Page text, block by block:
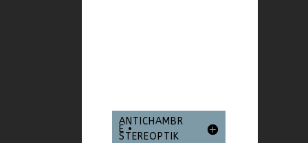
ANTICHAMBR
E •
STEREOPTIK